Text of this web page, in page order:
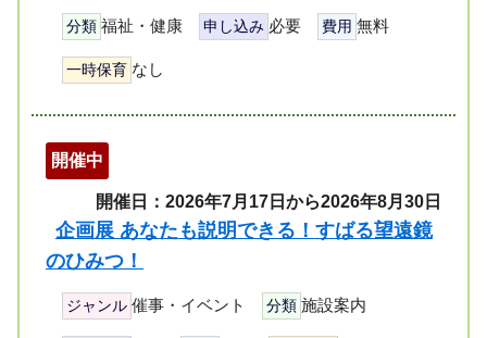
分類 福祉・健康 申し込み 必要 費用 無料
一時保育 なし
開催中
開催日：2026年7月17日から2026年8月30日
企画展 あなたも説明できる！すばる望遠鏡
のひみつ！
ジャンル 催事・イベント 分類 施設案内